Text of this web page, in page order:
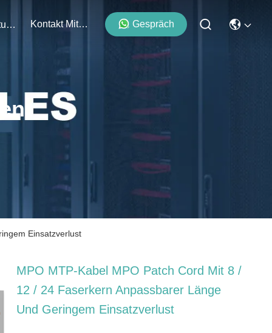
Veranstaltungen Kontakt Mit Uns Gespräch
Einsatzverlust
MPO MTP-Kabel MPO Patch Cord Mit 8 /
12 / 24 Faserkern Anpassbarer Länge
Und Geringem Einsatzverlust